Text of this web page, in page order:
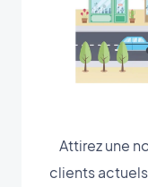
Attirez une
clients actuels